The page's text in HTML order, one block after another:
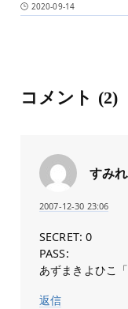
2020-09-14
コメント (2)
すみ
2007-12-30 23:06
SECRET: 0
PASS:
あずまきよひこ
返信